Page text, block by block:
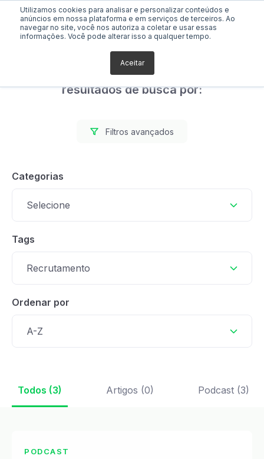
Utilizamos cookies para analisar e personalizar conteúdos e
anúncios em nossa plataforma e em serviços de terceiros. Ao
navegar no site, você nos autoriza a coletar e usar essas
informações. Você pode alterar isso a qualquer tempo.
Aceitar
Foram encontrados 3
resultados de busca por:
Filtros avançados
Categorias
Selecione
Tags
Recrutamento
Ordenar por
A-Z
Todos (3) Artigos (0) Podcast (3)
PODCAST